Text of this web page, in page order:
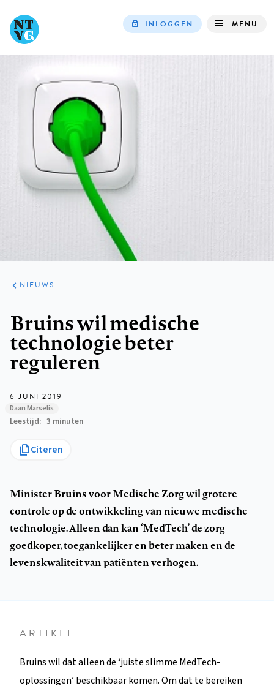
INLOGGEN MENU
ARTIKELEN
HET
KORT
NIEUWS
Bruins wil medische
technologie beter
reguleren
6 JUNI 2019
Daan Marselis
Leestijd 3 minuten
Citeren
Minister Bruins voor Medische Zorg wil grotere
controle op de ontwikkeling van nieuwe medische
technologie. Alleen dan kan ‘MedTech’ de zorg
goedkoper, toegankelijker en beter maken en de
levenskwaliteit van patiënten verhogen.
ARTIKEL
Bruins wil dat alleen de ‘juiste slimme MedTech-
oplossingen’ beschikbaar komen. Om dat te bereiken